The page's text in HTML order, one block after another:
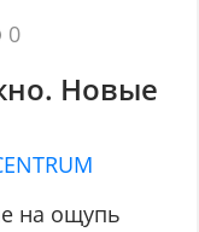
0
Новые
на ощупь